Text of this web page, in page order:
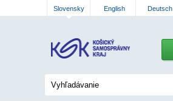
Slovensky English Deutsch